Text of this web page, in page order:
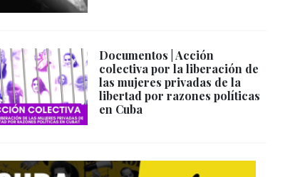
Documentos | Acción
colectiva por la liberación de
las mujeres privadas de la
libertad por razones políticas
en Cuba